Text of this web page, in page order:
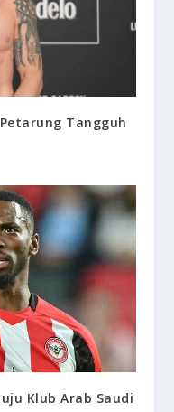
Tangguh
Klub Arab Saudi